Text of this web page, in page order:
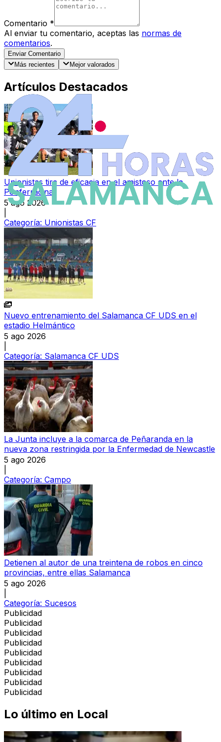
Comentario *
Al enviar tu comentario, aceptas las normas de
comentarios.
Enviar Comentario
Más recientes
Mejor valorados
Artículos Destacados
Unionistas tira de eficacia en el amistoso ante la
Ponferradina
5 ago 2026
Categoría: Unionistas CF
Nuevo entrenamiento del Salamanca CF UDS en el
estadio Helmántico
5 ago 2026
Categoría: Salamanca CF UDS
La Junta incluye a la comarca de Peñaranda en la
nueva zona restringida por la Enfermedad de Newcastle
5 ago 2026
Categoría: Campo
Detienen al autor de una treintena de robos en cinco
provincias, entre ellas Salamanca
5 ago 2026
Categoría: Sucesos
Publicidad
Publicidad
Publicidad
Publicidad
Publicidad
Publicidad
Publicidad
Publicidad
Publicidad
Lo último en Local